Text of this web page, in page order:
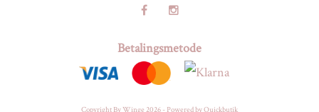
Betalingsmetode